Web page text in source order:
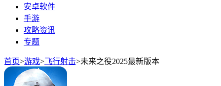
安卓软件
手游
攻略资讯
专题
首页>游戏>飞行射击>未来之役2025最新版本